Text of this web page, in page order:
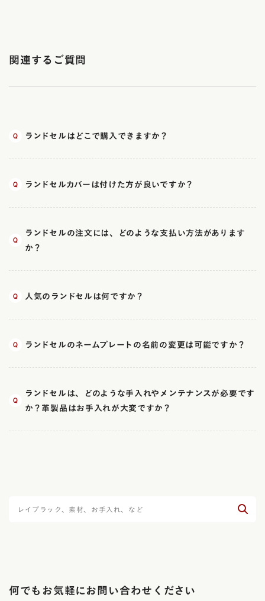
関連するご質問
ランドセルはどこで購入できますか？
ランドセルカバーは付けた方が良いですか？
ランドセルの注文には、どのような支払い方法があります
か？
人気のランドセルは何ですか？
ランドセルのネームプレートの名前の変更は可能ですか？
ランドセルは、どのような手入れやメンテナンスが必要です
か？革製品はお手入れが大変ですか？
何でもお気軽にお問い合わせください